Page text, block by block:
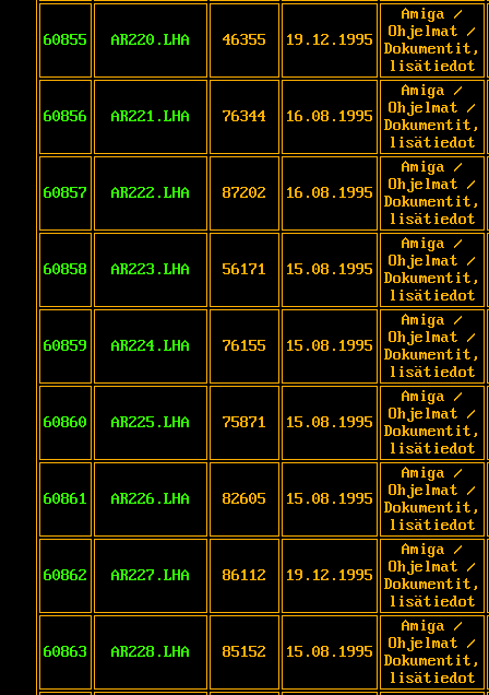
60855 AR220.LHA 46355 19.12.1995
Amiga /
Ohjelmat /
Dokumentit,
lisätiedot
60856 AR221.LHA 76344 16.08.1995
Amiga /
Ohjelmat /
Dokumentit,
lisätiedot
60857 AR222.LHA 87202 16.08.1995
Amiga /
Ohjelmat /
Dokumentit,
lisätiedot
60858 AR223.LHA 56171 15.08.1995
Amiga /
Ohjelmat /
Dokumentit,
lisätiedot
60859 AR224.LHA 76155 15.08.1995
Amiga /
Ohjelmat /
Dokumentit,
lisätiedot
60860 AR225.LHA 75871 15.08.1995
Amiga /
Ohjelmat /
Dokumentit,
lisätiedot
60861 AR226.LHA 82605 15.08.1995
Amiga /
Ohjelmat /
Dokumentit,
lisätiedot
60862 AR227.LHA 86112 19.12.1995
Amiga /
Ohjelmat /
Dokumentit,
lisätiedot
60863 AR228.LHA 85152 15.08.1995
Amiga /
Ohjelmat /
Dokumentit,
lisätiedot